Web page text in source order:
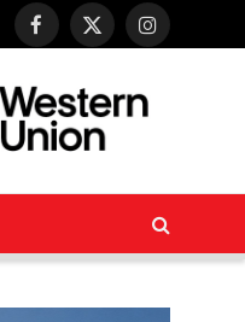
Facebook
X
Instagram